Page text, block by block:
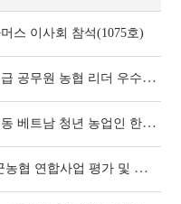
스 이사회 참석(1075호)
김동환 원장, 캄보디아 실무급 공무원 농협 리더 우수농가 대상 초청연수에서 강의(1062호
김동환 원장, 농협중앙회 공동 베트남 청년 농업인 한국 선진농업 연수 2기 진행(1062호
김동환 원장, ‘2025년 성주군농협 연합사업 평가 및 워크숍’에서 특강(1058호)